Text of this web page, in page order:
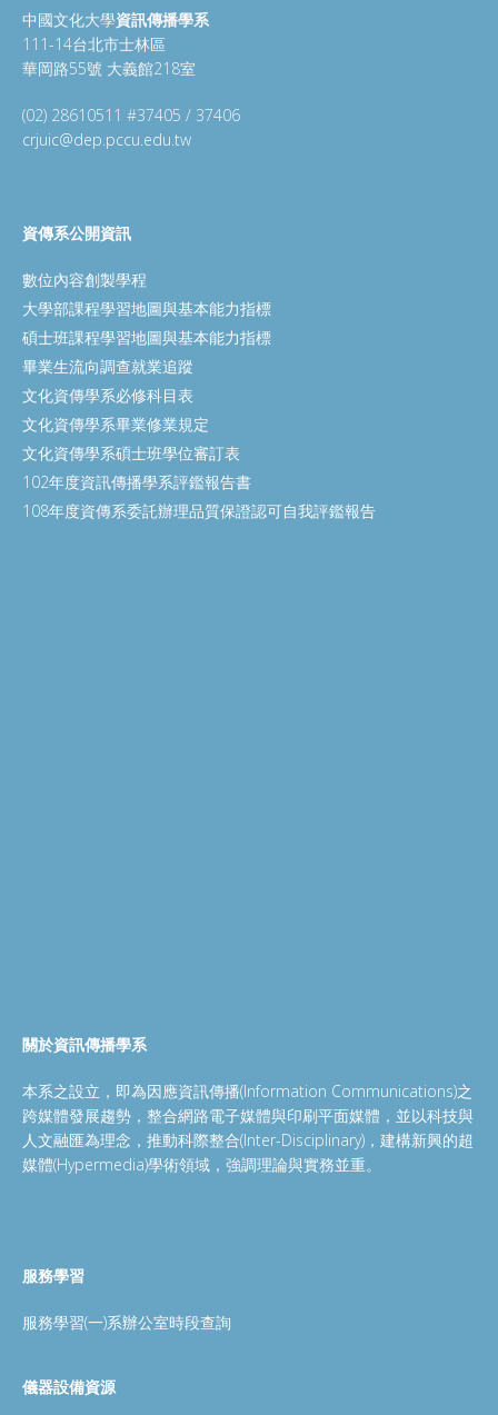
中國文化大學資訊傳播學系
111-14台北市士林區
華岡路55號 大義館218室
(02) 28610511 #37405 / 37406
crjuic@dep.pccu.edu.tw
資傳系公開資訊
數位內容創製學程
大學部課程學習地圖與基本能力指標
碩士班課程學習地圖與基本能力指標
畢業生流向調查就業追蹤
文化資傳學系必修科目表
文化資傳學系畢業修業規定
文化資傳學系碩士班學位審訂表
102年度資訊傳播學系評鑑報告書
108年度資傳系委託辦理品質保證認可自我評鑑報告
關於資訊傳播學系
本系之設立，即為因應資訊傳播(Information Communications)之
跨媒體發展趨勢，整合網路電子媒體與印刷平面媒體，並以科技與
人文融匯為理念，推動科際整合(Inter-Disciplinary)，建構新興的超
媒體(Hypermedia)學術領域，強調理論與實務並重。
服務學習
服務學習(一)系辦公室時段查詢
儀器設備資源